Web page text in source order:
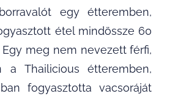
egy étteremben,
étel mindössze 60
meg nem nevezett férfi,
Thailicious étteremben,
fogyasztotta vacsoráját